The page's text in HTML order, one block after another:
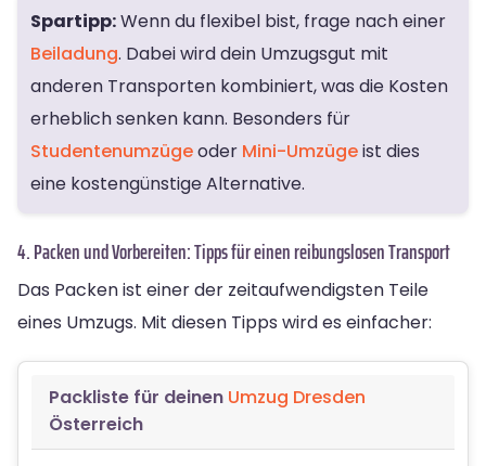
Spartipp:Wenn du flexibel bist, frage nach einer
Beiladung. Dabei wird dein Umzugsgut mit
anderen Transporten kombiniert, was die Kosten
erheblich senken kann. Besonders für
Studentenumzügeoder Mini-Umzügeist dies
eine kostengünstige Alternative.
4. Packen und Vorbereiten: Tipps für einen reibungslosen Transport
Das Packen ist einer der zeitaufwendigsten Teile
eines Umzugs. Mit diesen Tipps wird es einfacher:
Packliste für deinen Umzug Dresden
Österreich